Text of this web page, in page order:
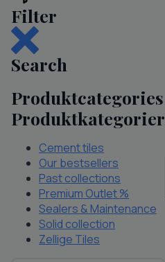
Filter
Search
Produktcategories
Produktkategorier
Cement tiles
Our bestsellers
Past collections
Premium Outlet %
Sealers & Maintenance
Solid collection
Zellige Tiles